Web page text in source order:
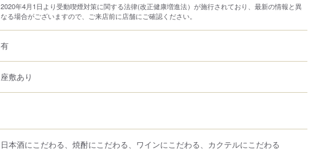
2020年4月1日より受動喫煙対策に関する法律(改正健康増進法）が施行されており、最新の情報と異
なる場合がございますので、ご来店前に店舗にご確認ください。
有
座敷あり
日本酒にこだわる、焼酎にこだわる、ワインにこだわる、カクテルにこだわる